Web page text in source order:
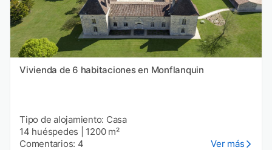
Vivienda de 6 habitaciones en Monflanquin
Tipo de alojamiento: Casa
14 huéspedes
1200 m²
Comentarios: 4
Ver más